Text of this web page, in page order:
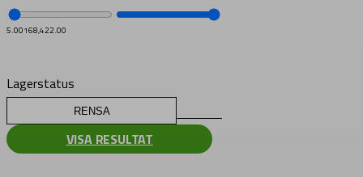
5.00168,422.00
Lagerstatus
RENSA
VISA RESULTAT